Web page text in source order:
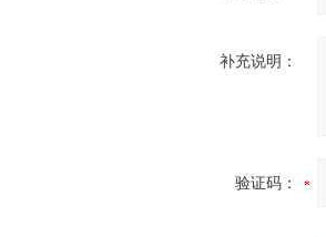
补充说明：
验证码：